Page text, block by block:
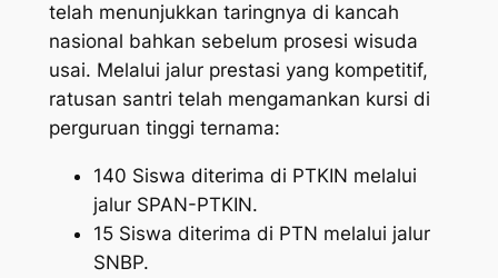
telah menunjukkan taringnya di kancah
nasional bahkan sebelum prosesi wisuda
usai. Melalui jalur prestasi yang kompetitif,
ratusan santri telah mengamankan kursi di
perguruan tinggi ternama:
​140 Siswa diterima di PTKIN melalui
jalur SPAN-PTKIN.
​15 Siswa diterima di PTN melalui jalur
SNBP.